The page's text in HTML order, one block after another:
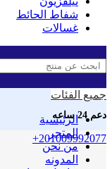
شفاط الحائط
غسالات
دعم 24 ساعه
+201009992077
جميع الفئات
الرئيسية
المتجر
من نحن
المدونه
Hot